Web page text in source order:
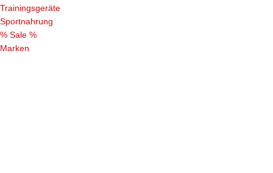
Trainingsgeräte
Sportnahrung
% Sale %
Marken